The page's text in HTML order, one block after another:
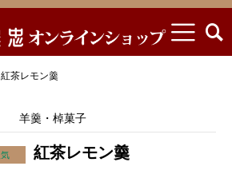
紅茶レモン羹
羊羹・棹菓子
紅茶レモン羹